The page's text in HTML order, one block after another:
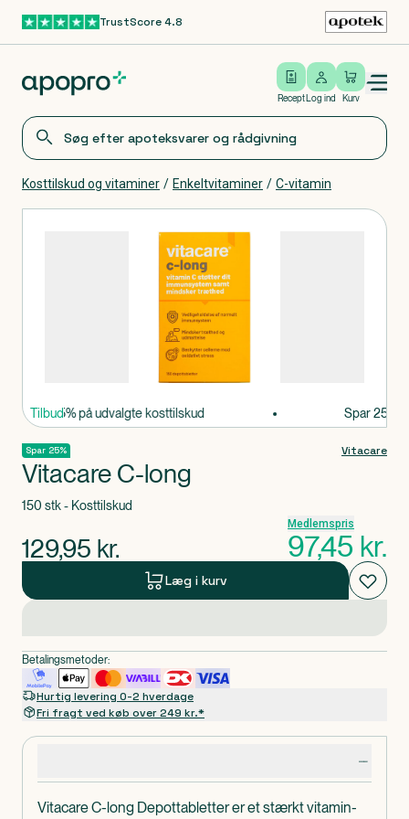
Gå til hovedindholdTrustScore 4.8
Recept
Log ind
Log ind Kurv
Open/close menu
Kosttilskud og vitaminer / Enkeltvitaminer / C-vitamin
Tilbud
Spar 25% på udvalgte kosttilskud Spar 25%
Vitacare C-long Depottabletter er et stærkt vitamin-
Spar 25% Vitacare
Vitacare C-long
150 stk - Kosttilskud
129,95 kr.
Medlemspris
97,45 kr.
Læg i kurv
Betalingsmetoder:
Hurtig levering 0-2 hverdage
Fri fragt ved køb over 249 kr.*